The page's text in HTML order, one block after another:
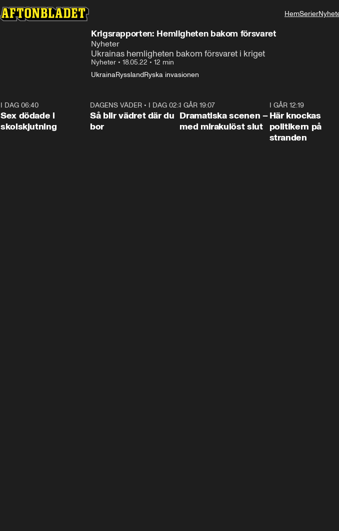
HemSerier
Krigsrapporten: Hemligheten bakom försvaret
Nyheter
Ukrainas hemligheten bakom försvaret i kriget
Nyheter • 18.05.22 • 12 min
UkrainaRysslandRyska invasionen
I DAG 06:40
Sex dödade i
skolskjutning
1:06
DAGENS VÄDER • I DAG 02:30
Så blir vädret där du
bor
I GÅR 19:07
Dramatiska scenen –
med mirakulöst slut
I GÅR 12:19
Här knockas
politikern på
stranden